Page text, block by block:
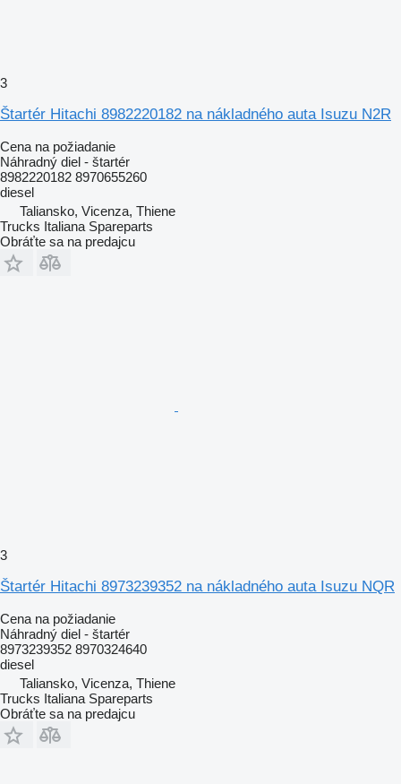
3
Štartér Hitachi 8982220182 na nákladného auta Isuzu N2R
Cena na požiadanie
Náhradný diel - štartér
8982220182 8970655260
diesel
Taliansko, Vicenza, Thiene
Trucks Italiana Spareparts
Obráťte sa na predajcu
3
Štartér Hitachi 8973239352 na nákladného auta Isuzu NQR
Cena na požiadanie
Náhradný diel - štartér
8973239352 8970324640
diesel
Taliansko, Vicenza, Thiene
Trucks Italiana Spareparts
Obráťte sa na predajcu